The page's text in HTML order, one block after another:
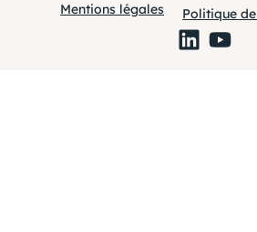
Mentions légales Politique